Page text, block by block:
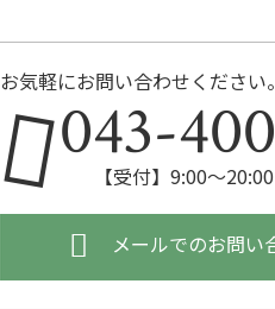
お気軽にお問い合わせください
043-
【受付】9:00～
メールでのお問い